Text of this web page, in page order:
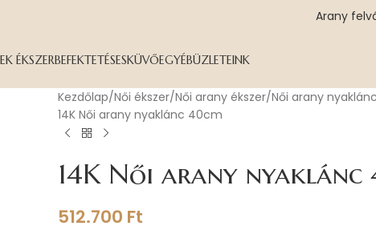
Arany
ÉKSZERBEFEKTETÉSESKÜVŐEGYÉBÜZLETEINK
Kezdőlap Női ékszer Női arany ékszer Női arany nyaklánc
14K Női arany nyaklánc 40cm
14K Női arany nyaklánc
512.700 Ft